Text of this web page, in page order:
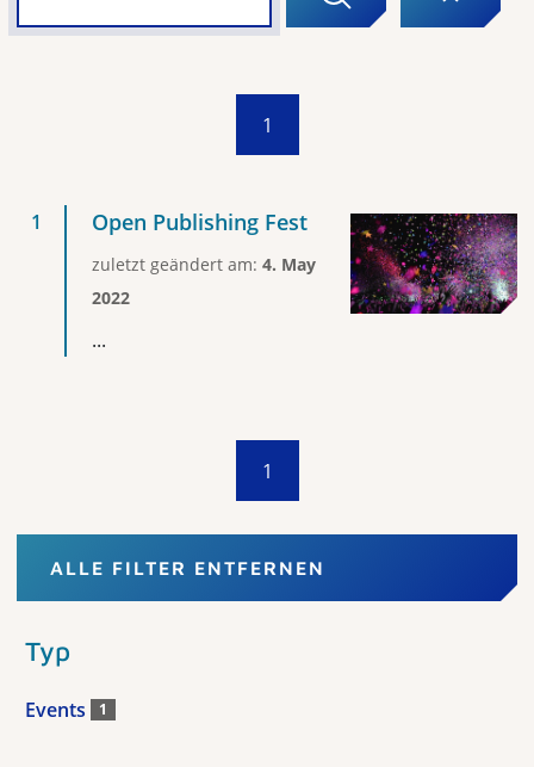
1
Open Publishing Fest
zuletzt geändert am: 4. May
2022
...
1
ALLE FILTER ENTFERNEN
Typ
Events 1